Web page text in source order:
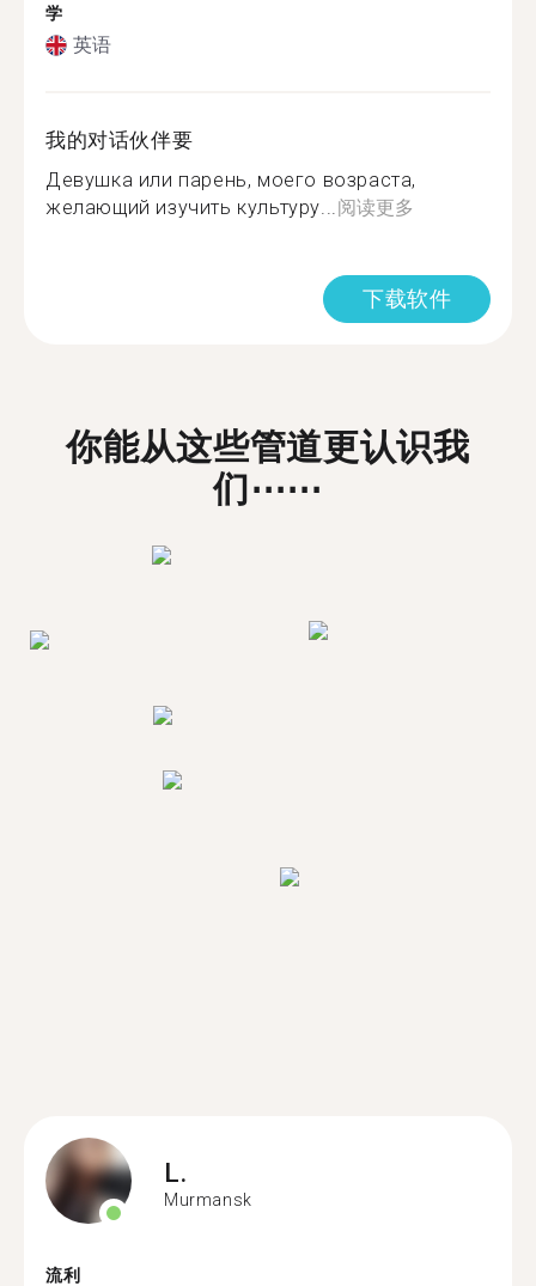
学
英语
我的对话伙伴要
Девушка или парень, моего возраста,
желающий изучить культуру...阅读更多
下载软件
你能从这些管道更认识我
们⋯⋯
L.
Murmansk
流利